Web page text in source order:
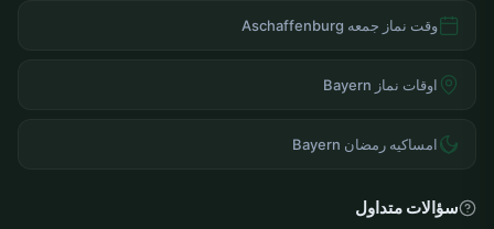
وقت نماز جمعه Aschaffenburg
اوقات نماز Bayern
امساکیه رمضان Bayern
سؤالات متداول